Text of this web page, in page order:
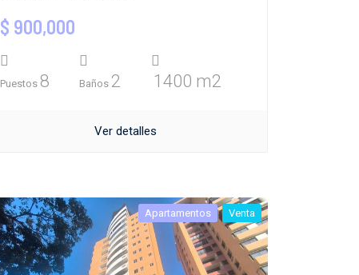
$ 900,000
Puestos 8 Baños 2 1400 m2
Ver detalles
Apartamentos Venta